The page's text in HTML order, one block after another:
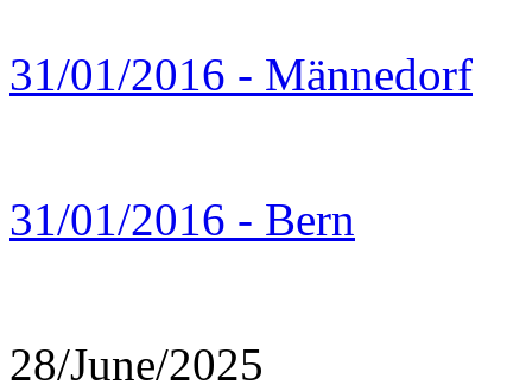
31/01/2016 - Männedorf
31/01/2016 - Bern
28/June/2025